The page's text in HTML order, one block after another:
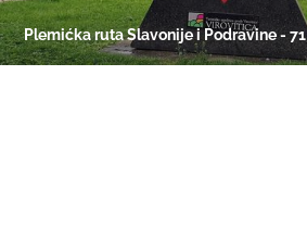
Plemićka ruta Slavonije i Podravine - 71